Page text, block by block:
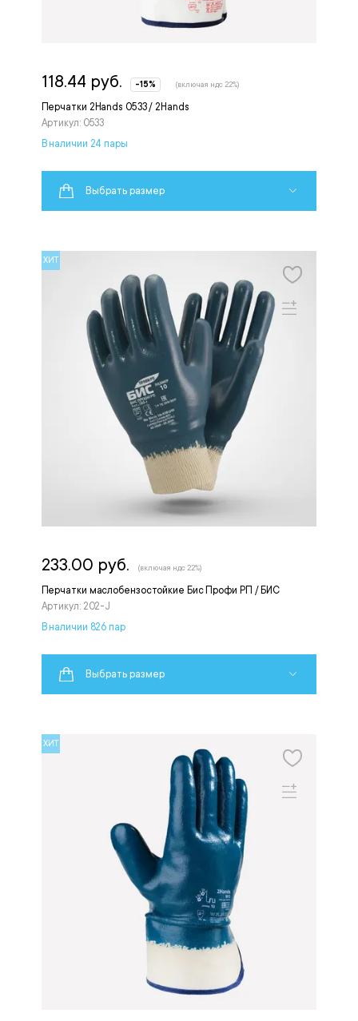
Перчатки 2Hands 0533 / 2Hands
Артикул: 0533
118.44 руб. -15% (включая ндс 22%)
В наличии 24 пары
Выбрать размер
ХИТ
Перчатки маслобензостойкие Бис Профи РП / БИС
Артикул: 202-J
233.00 руб. (включая ндс 22%)
В наличии 826 пар
Выбрать размер
ХИТ